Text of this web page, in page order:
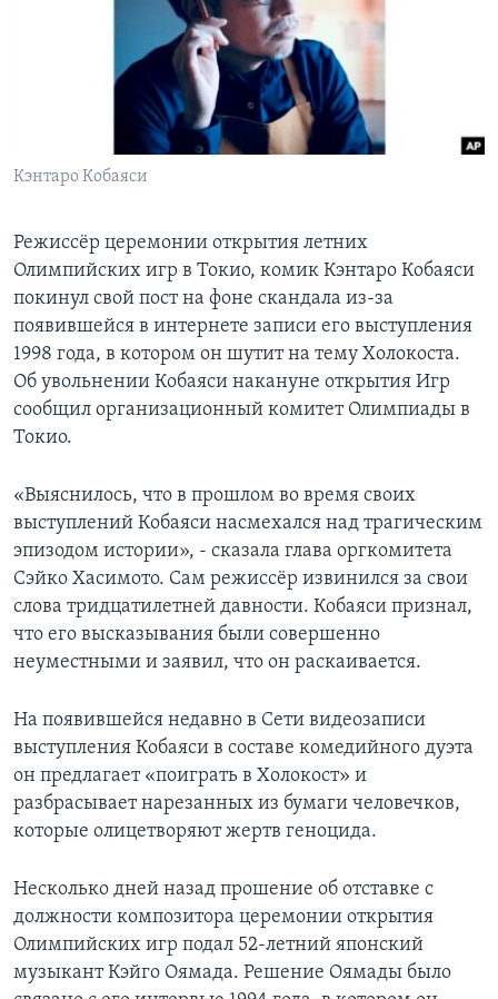
СОЦИАЛЬНЫЕ СЕТИ
Кэнтаро Кобаяси
Режиссёр церемонии открытия летних
Олимпийских игр в Токио, комик Кэнтаро Кобаяси
покинул свой пост на фоне скандала из-за
появившейся в интернете записи его выступления
1998 года, в котором он шутит на тему Холокоста.
Об увольнении Кобаяси накануне открытия Игр
сообщил организационный комитет Олимпиады в
Токио.
«Выяснилось, что в прошлом во время своих
выступлений Кобаяси насмехался над трагическим
эпизодом истории», - сказала глава оргкомитета
Сэйко Хасимото. Сам режиссёр извинился за свои
слова тридцатилетней давности. Кобаяси признал,
что его высказывания были совершенно
неуместными и заявил, что он раскаивается.
На появившейся недавно в Сети видеозаписи
выступления Кобаяси в составе комедийного дуэта
он предлагает «поиграть в Холокост» и
разбрасывает нарезанных из бумаги человечков,
которые олицетворяют жертв геноцида.
Несколько дней назад прошение об отставке с
должности композитора церемонии открытия
Олимпийских игр подал 52-летний японский
музыкант Кэйго Оямада. Решение Оямады было